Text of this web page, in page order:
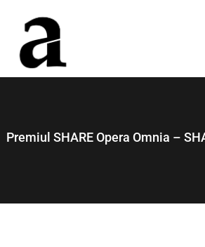
Premiul SHARE Opera Omnia –